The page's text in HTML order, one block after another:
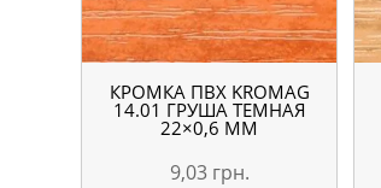
КРОМКА ПВХ KROMAG
14.01 ГРУША ТЕМНАЯ
22×0,6 ММ
9,03 грн.